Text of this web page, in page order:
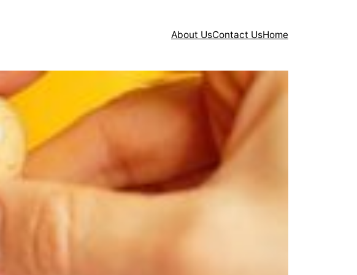
About UsContact UsHome